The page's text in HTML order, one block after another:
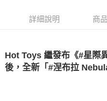
相關說明
【大哥付你分期使用說明】
詳細說明 商
Hot Toys 繼發布《#星際
後，全新「#涅布拉